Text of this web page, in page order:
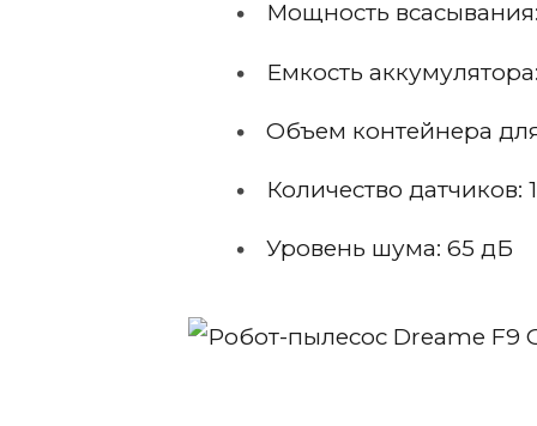
Мощность
Емкость
Объем контейнера
Количество датчиков:
Уровень шума: 65 дБ